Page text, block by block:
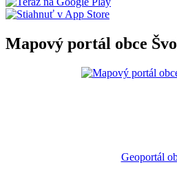
Mapový portál obce
Geoportál